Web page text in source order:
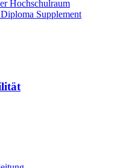
Hochschulraum
Supplement